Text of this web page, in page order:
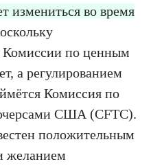
измениться во время
Комиссии по ценным
а регулированием
Комиссия по
США (CFTC).
положительным
желанием